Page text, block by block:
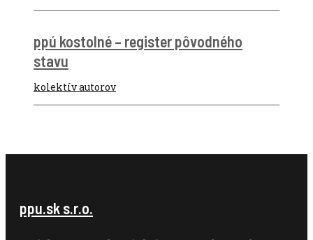
ppú kostolné – register pôvodného
stavu
kolektív autorov
ppu.sk s.r.o.